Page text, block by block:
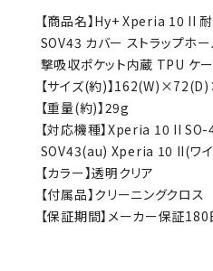
【商品名】Hy+ Xperia 10 II
SOV43 カバー ストラップホ
撃吸収ポケット内蔵 TPU ケ
【サイズ(約)】
【重量(約)】29g
【対応機種】Xperia 10 II
SOV43(au) Xperia 10 II(ワイ
【カラー】透明クリア
【付属品】クリーニングクロス
【保証期間】メーカー保証